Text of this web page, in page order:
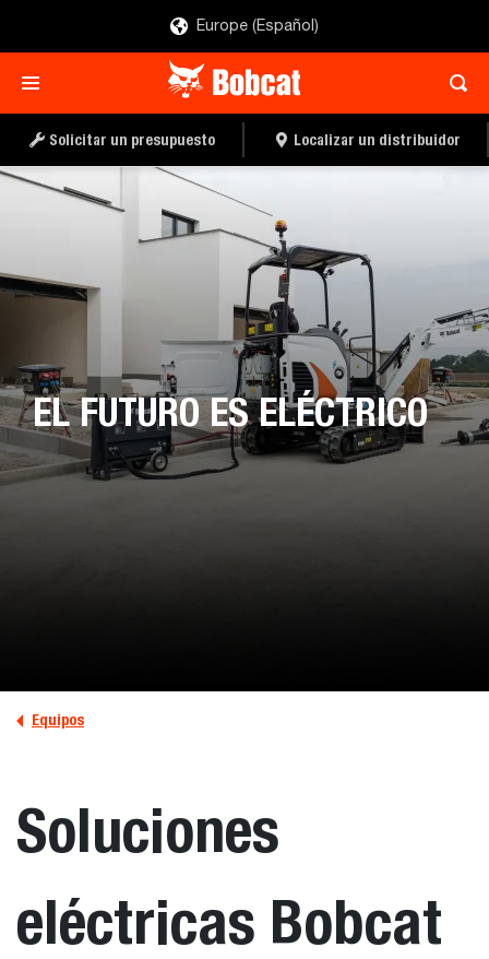
Europe (Español)
Solicitar un presupuesto Localizar un distribuidor
EL FUTURO ES ELÉCTRICO
Equipos
Soluciones
eléctricas Bobcat